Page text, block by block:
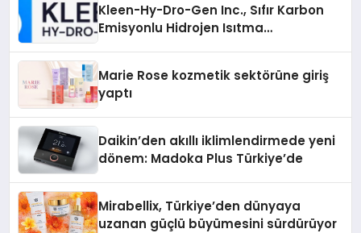
Kleen-Hy-Dro-Gen Inc., Sıfır Karbon
Emisyonlu Hidrojen Isıtma
Marie Rose kozmetik sektörüne giriş
yaptı
Daikin’den akıllı iklimlendirmede yeni
dönem: Madoka Plus Türkiye’de
Mirabellix, Türkiye’den dünyaya
uzanan güçlü büyümesini sürdürüyor